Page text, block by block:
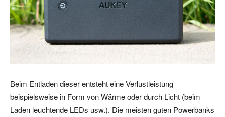
Beim Entladen dieser entsteht eine Verlustleistung
beispielsweise in Form von Wärme oder durch Licht (beim
Laden leuchtende LEDs usw.). Die meisten guten Powerbanks